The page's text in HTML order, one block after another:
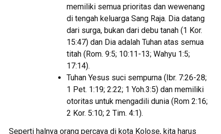
memiliki semua prioritas dan wewenang
di tengah keluarga Sang Raja. Dia datang
dari surga, bukan dari debu tanah (1 Kor.
15:47) dan Dia adalah Tuhan atas semua
titah (Rom. 9:5; 10:11-13; Wahyu 1:5;
17:14).
Tuhan Yesus suci sempurna (Ibr. 7:26-28;
1 Pet. 1:19; 2:22; 1 Yoh.3:5) dan memiliki
otoritas untuk mengadili dunia (Rom 2:16;
2 Kor. 5:10; 2 Tim. 4:1).
Seperti halnya orang percaya di kota Kolose, kita harus